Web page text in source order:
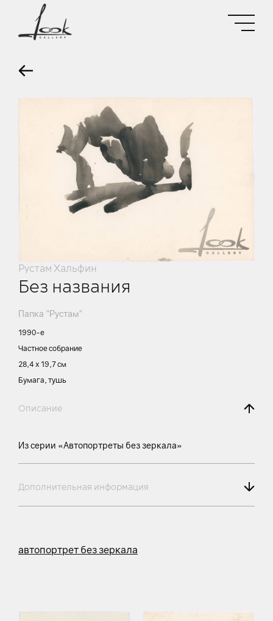
Рустам Хальфин
Без названия
Папка "Рустам"
1990-е
Частное собрание
28,4 х 19,7 см
Бумага, тушь
Описание
Из серии «Автопортреты без зеркала»
Дополнительная информация
автопортрет без зеркала